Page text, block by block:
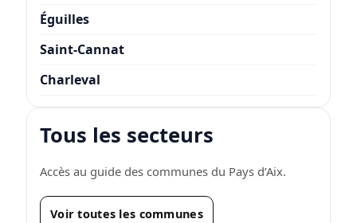
Éguilles
Saint-Cannat
Charleval
Tous les secteurs
Accès au guide des communes du Pays d’Aix.
Voir toutes les communes